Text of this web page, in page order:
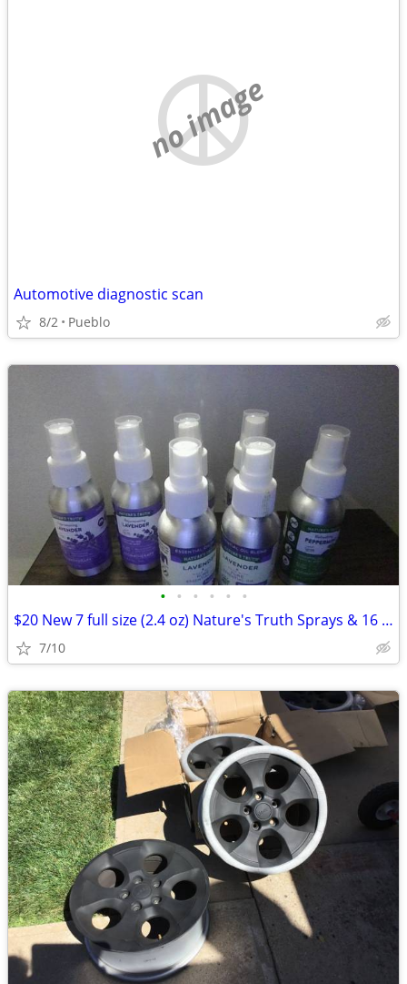
no image
Automotive diagnostic scan
8/2 Pueblo
• • • • • •
$20 New 7 full size (2.4 oz) Nature's Truth Sprays & 16 NT Oils
7/10